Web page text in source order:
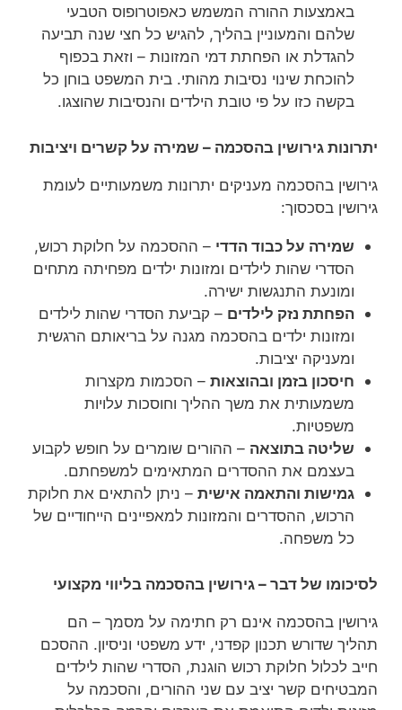
באמצעות ההורה המשמש כאפוטרופוס הטבעי
שלהם והמעוניין בהליך, להגיש כל חצי שנה תביעה
להגדלת או הפחתת דמי המזונות – וזאת בכפוף
להוכחת שינוי נסיבות מהותי. בית המשפט בוחן כל
בקשה כזו על פי טובת הילדים והנסיבות שהוצגו.
יתרונות גירושין בהסכמה – שמירה על קשרים ויציבות
גירושין בהסכמה מעניקים יתרונות משמעותיים לעומת
גירושין בסכסוך:
שמירה על כבוד הדדי – ההסכמה על חלוקת רכוש,
הסדרי שהות לילדים ומזונות ילדים מפחיתה מתחים
ומונעת התנגשות ישירה.
הפחתת נזק לילדים – קביעת הסדרי שהות לילדים
ומזונות ילדים בהסכמה מגנה על בריאותם הרגשית
ומעניקה יציבות.
חיסכון בזמן ובהוצאות– הסכמות מקצרות
משמעותית את משך ההליך וחוסכות עלויות
משפטיות.
שליטה בתוצאה – ההורים שומרים על חופש לקבוע
בעצמם את ההסדרים המתאימים למשפחתם.
גמישות והתאמה אישית– ניתן להתאים את חלוקת
הרכוש, ההסדרים והמזונות למאפיינים הייחודיים של
כל משפחה.
לסיכומו של דבר – גירושין בהסכמה בליווי מקצועי
גירושין בהסכמה אינם רק חתימה על מסמך – הם
תהליך שדורש תכנון קפדני, ידע משפטי וניסיון. ההסכם
חייב לכלול חלוקת רכוש הוגנת, הסדרי שהות לילדים
המבטיחים קשר יציב עם שני ההורים, והסכמה על